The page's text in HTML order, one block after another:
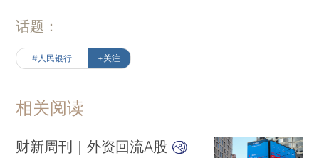
话题：
#人民银行 +关注
相关阅读
财新周刊｜外资回流A股